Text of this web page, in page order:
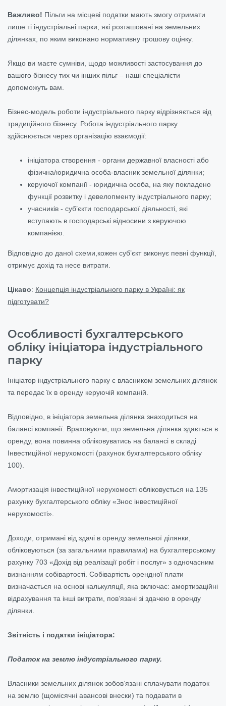
Важливо! Пільги на місцеві податки мають змогу отримати
лише ті індустріальні парки, які розташовані на земельних
ділянках, по яким виконано нормативну грошову оцінку.
Якщо ви маєте сумніви, щодо можливості застосування до
вашого бізнесу тих чи інших пільг – наші спеціалісти
допоможуть вам.
Бізнес-модель роботи індустріального парку відрізняється від
традиційного бізнесу. Робота індустріального парку
здійснюється через організацію взаємодії:
ініціатора створення - органи державної власності або
фізична/юридична особа-власник земельної ділянки;
керуючої компанії - юридична особа, на яку покладено
функції розвитку і девелопменту індустріального парку;
учасників - суб’єкти господарської діяльності, які
вступають в господарські відносини з керуючою
компанією.
Відповідно до даної схеми,кожен суб’єкт виконує певні функції,
отримує дохід та несе витрати.
Цікаво: Концепція індустріального парку в Україні: як
підготувати?
Особливості бухгалтерського
обліку ініціатора індустріального
парку
Ініціатор індустріального парку є власником земельних ділянок
та передає їх в оренду керуючій компаній.
Відповідно, в ініціатора земельна ділянка знаходиться на
балансі компанії. Враховуючи, що земельна ділянка здається в
оренду, вона повинна обліковуватись на балансі в складі
Інвестиційної нерухомості (рахунок бухгалтерського обліку
100).
Амортизація інвестиційної нерухомості обліковується на 135
рахунку бухгалтерського обліку «Знос інвестиційної
нерухомості».
Доходи, отримані від здачі в оренду земельної ділянки,
обліковуються (за загальними правилами) на бухгалтерському
рахунку 703 «Дохід від реалізації робіт і послуг» з одночасним
визнанням собівартості. Собівартість орендної плати
визначається на основі калькуляції, яка включає: амортизаційні
відрахування та інші витрати, пов’язані зі здачею в оренду
ділянки.
Звітність і податки ініціатора:
Податок на землю індустріального парку.
Власники земельних ділянок зобов’язані сплачувати податок
на землю (щомісячні авансові внески) та подавати в